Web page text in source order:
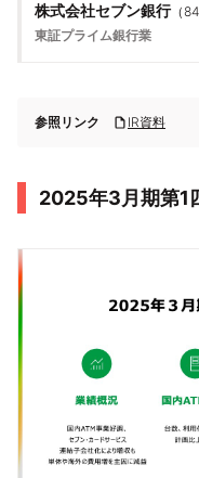
株式会社セブン銀行（
東証プライム銀行業
参照リンク IR資料
2025年3月期第1